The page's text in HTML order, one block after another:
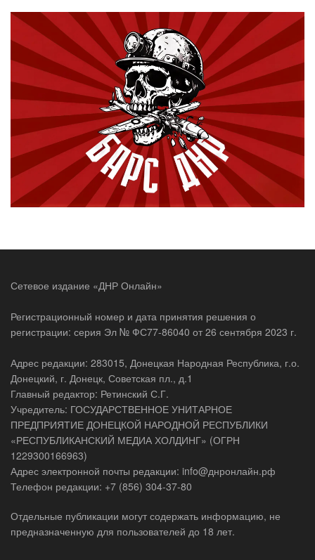
Сетевое издание «ДНР Онлайн»
Регистрационный номер и дата принятия решения о
регистрации: серия Эл № ФС77-86040 от 26 сентября 2023 г.
Адрес редакции: 283015, Донецкая Народная Республика, г.о.
Донецкий, г. Донецк, Советская пл., д.1
Главный редактор: Ретинский С.Г.
Учредитель: ГОСУДАРСТВЕННОЕ УНИТАРНОЕ
ПРЕДПРИЯТИЕ ДОНЕЦКОЙ НАРОДНОЙ РЕСПУБЛИКИ
«РЕСПУБЛИКАНСКИЙ МЕДИА ХОЛДИНГ» (ОГРН
1229300166963)
Адрес электронной почты редакции: info@днронлайн.рф
Телефон редакции: +7 (856) 304-37-80
Отдельные публикации могут содержать информацию, не
предназначенную для пользователей до 18 лет.